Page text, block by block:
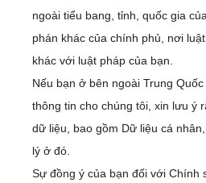
ngoài tiểu bang, tỉnh, quốc gia
phán khác của chính phủ, nơi
khác với luật pháp của bạn.
Nếu bạn ở bên ngoài Trung
thông tin cho chúng tôi, xin lưu ý
dữ liệu, bao gồm Dữ liệu cá
lý ở đó.
Sự đồng ý của bạn đối với Chính